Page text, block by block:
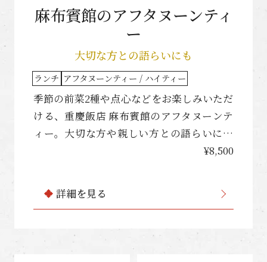
麻布賓館のアフタヌーンティ
ー
大切な方との語らいにも
ランチ アフタヌーンティー / ハイティー
季節の前菜2種や点心などをお楽しみいただ
ける、重慶飯店 麻布賓館のアフタヌーンテ
ィー。大切な方や親しい方との語らいにも
¥8,500
詳細を見る